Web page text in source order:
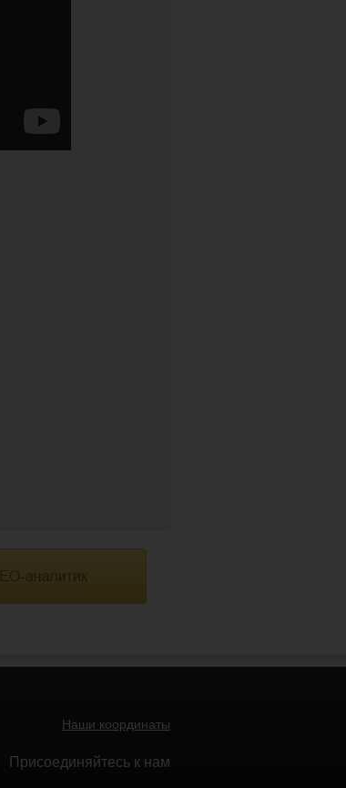
Наши координаты
Присоединяйтесь к нам